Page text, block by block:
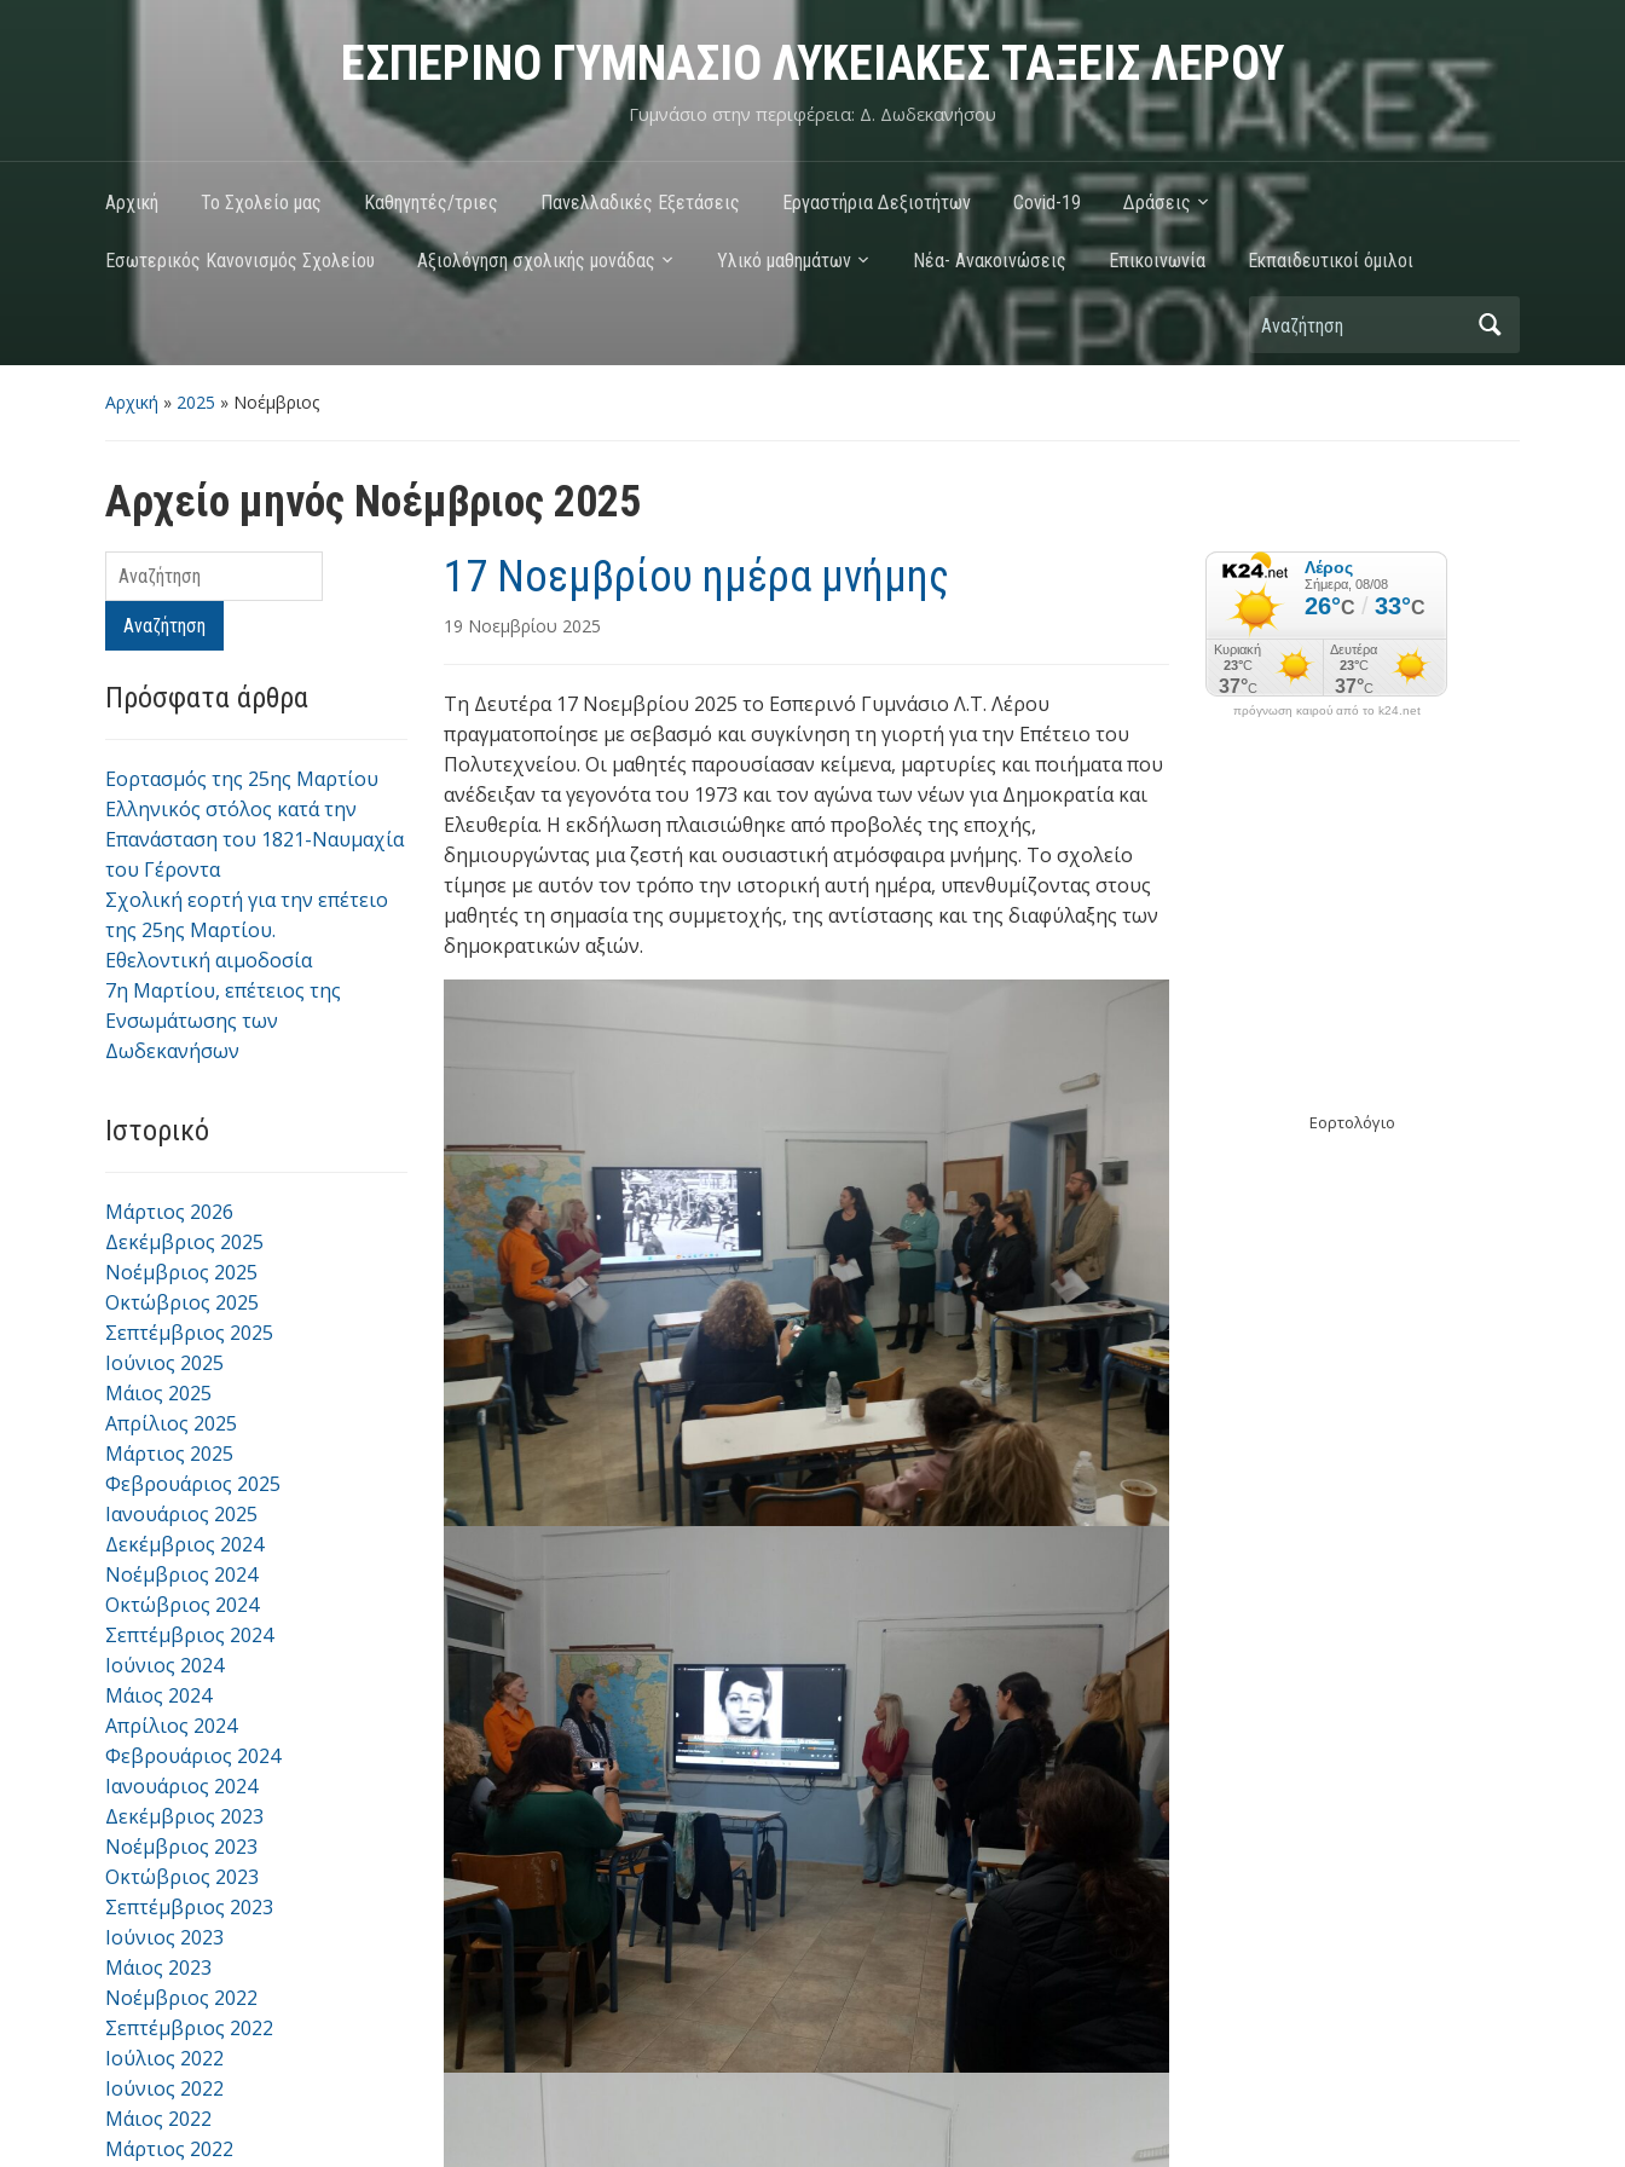
ΕΣΠΕΡΙΝΟ ΓΥΜΝΑΣΙΟ ΛΥΚΕΙΑΚΕΣ ΤΑΞΕΙΣ ΛΕΡΟΥ
Γυμνάσιο στην περιφέρεια: Δ. Δωδεκανήσου
Αρχική Το Σχολείο μας Καθηγητές/τριες Πανελλαδικές Εξετάσεις Εργαστήρια Δεξιοτήτων Covid-19 Δράσεις
Εσωτερικός Κανονισμός Σχολείου Αξιολόγηση σχολικής μονάδας Υλικό μαθημάτων Νέα- Ανακοινώσεις Επικοινωνία Εκπαιδευτικοί όμιλοι
Αναζήτηση
Αρχική » 2025 » Νοέμβριος
Αρχείο μηνός Νοέμβριος 2025
Αναζήτηση
Αναζήτηση
Πρόσφατα άρθρα
Εορτασμός της 25ης Μαρτίου
Ελληνικός στόλος κατά την
Επανάσταση του 1821-Ναυμαχία
του Γέροντα
Σχολική εορτή για την επέτειο
της 25ης Μαρτίου.
Εθελοντική αιμοδοσία
7η Μαρτίου, επέτειος της
Ενσωμάτωσης των
Δωδεκανήσων
Ιστορικό
Μάρτιος 2026
Δεκέμβριος 2025
Νοέμβριος 2025
Οκτώβριος 2025
Σεπτέμβριος 2025
Ιούνιος 2025
Μάιος 2025
Απρίλιος 2025
Μάρτιος 2025
Φεβρουάριος 2025
Ιανουάριος 2025
Δεκέμβριος 2024
Νοέμβριος 2024
Οκτώβριος 2024
Σεπτέμβριος 2024
Ιούνιος 2024
Μάιος 2024
Απρίλιος 2024
Φεβρουάριος 2024
Ιανουάριος 2024
Δεκέμβριος 2023
Νοέμβριος 2023
Οκτώβριος 2023
Σεπτέμβριος 2023
Ιούνιος 2023
Μάιος 2023
Νοέμβριος 2022
Σεπτέμβριος 2022
Ιούλιος 2022
Ιούνιος 2022
Μάιος 2022
Μάρτιος 2022
17 Νοεμβρίου ημέρα μνήμης
19 Νοεμβρίου 2025
Τη Δευτέρα 17 Νοεμβρίου 2025 το Εσπερινό Γυμνάσιο Λ.Τ. Λέρου
πραγματοποίησε με σεβασμό και συγκίνηση τη γιορτή για την Επέτειο του
Πολυτεχνείου. Οι μαθητές παρουσίασαν κείμενα, μαρτυρίες και ποιήματα που
ανέδειξαν τα γεγονότα του 1973 και τον αγώνα των νέων για Δημοκρατία και
Ελευθερία. Η εκδήλωση πλαισιώθηκε από προβολές της εποχής,
δημιουργώντας μια ζεστή και ουσιαστική ατμόσφαιρα μνήμης. Το σχολείο
τίμησε με αυτόν τον τρόπο την ιστορική αυτή ημέρα, υπενθυμίζοντας στους
μαθητές τη σημασία της συμμετοχής, της αντίστασης και της διαφύλαξης των
δημοκρατικών αξιών.
πρόγνωση καιρού από το k24.net
Εορτολόγιο